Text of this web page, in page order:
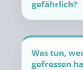
gefährlich?
Was tun,
gefressen